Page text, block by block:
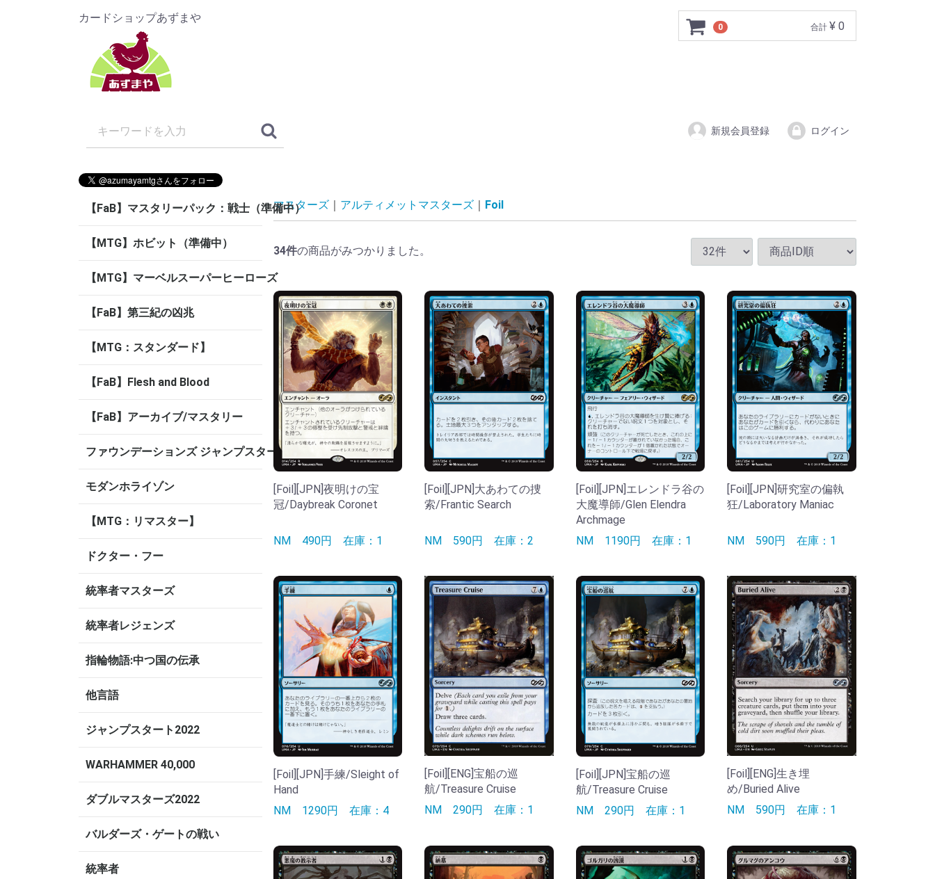
カードショップあずまや
新規会員登録 ログイン
0 合計 ¥ 0
【FaB】マスタリーパック：戦士（準備中）
【MTG】ホビット（準備中）
【MTG】マーベルスーパーヒーローズ
【FaB】第三紀の凶兆
【MTG：スタンダード】
【FaB】Flesh and Blood
【FaB】アーカイブ/マスタリー
ファウンデーションズ ジャンプスタート
モダンホライゾン
【MTG：リマスター】
ドクター・フー
統率者マスターズ
統率者レジェンズ
指輪物語:中つ国の伝承
他言語
ジャンプスタート2022
WARHAMMER 40,000
ダブルマスターズ2022
バルダーズ・ゲートの戦い
統率者
マスターズ アルティメットマスターズ Foil
34件の商品がみつかりました。
[Foil][JPN]夜明けの宝
冠/Daybreak Coronet
NM 490円 在庫：1
[Foil][JPN]大あわての捜
索/Frantic Search
NM 590円在庫：2
[Foil][JPN]エレンドラ谷の
大魔導師/Glen Elendra
Archmage
NM 1190円 在庫：1
[Foil][JPN]研究室の偏執
狂/Laboratory Maniac
NM 590円在庫：1
[Foil][JPN]手練/Sleight of
Hand
NM 1290円 在庫：4
[Foil][ENG]宝船の巡
航/Treasure Cruise
NM290円在庫：1
[Foil][JPN]宝船の巡
航/Treasure Cruise
NM 290円 在庫：1
[Foil][ENG]生き埋
め/Buried Alive
NM 590円在庫：1